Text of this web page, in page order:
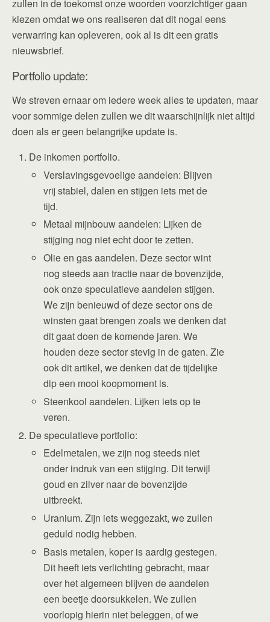
zullen in de toekomst onze woorden voorzichtiger gaan
kiezen omdat we ons realiseren dat dit nogal eens
verwarring kan opleveren, ook al is dit een gratis
nieuwsbrief.
Portfolio update:
We streven ernaar om iedere week alles te updaten, maar
voor sommige delen zullen we dit waarschijnlijk niet altijd
doen als er geen belangrijke update is.
De inkomen portfolio.
Verslavingsgevoelige aandelen: Blijven
vrij stabiel, dalen en stijgen iets met de
tijd.
Metaal mijnbouw aandelen: Lijken de
stijging nog niet echt door te zetten.
Olie en gas aandelen. Deze sector wint
nog steeds aan tractie naar de bovenzijde,
ook onze speculatieve aandelen stijgen.
We zijn benieuwd of deze sector ons de
winsten gaat brengen zoals we denken dat
dit gaat doen de komende jaren. We
houden deze sector stevig in de gaten. Zie
ook dit artikel, we denken dat de tijdelijke
dip een mooi koopmoment is.
Steenkool aandelen. Lijken iets op te
veren.
De speculatieve portfolio:
Edelmetalen, we zijn nog steeds niet
onder indruk van een stijging. Dit terwijl
goud en zilver naar de bovenzijde
uitbreekt.
Uranium. Zijn iets weggezakt, we zullen
geduld nodig hebben.
Basis metalen, koper is aardig gestegen.
Dit heeft iets verlichting gebracht, maar
over het algemeen blijven de aandelen
een beetje doorsukkelen. We zullen
voorlopig hierin niet beleggen, of we